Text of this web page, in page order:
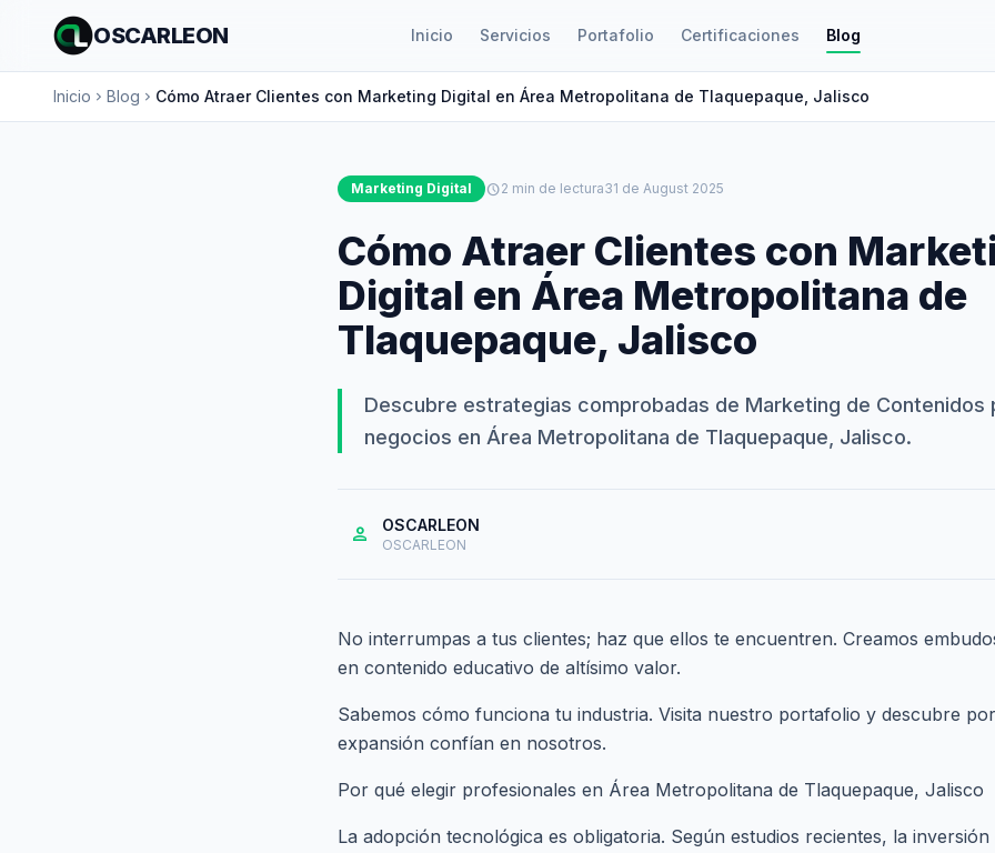
OSCARLEON Inicio Servicios Portafolio Certificaciones Blog
Inicio chevron_right Blog chevron_right Cómo Atraer Clientes con Marketing Digital en Área Metropolitana de Tlaquepaque, Jalisco
Marketing Digital schedule2 min de lectura31 de August 2025
Cómo Atraer Clientes con
Digital en Área Metropolitana de
Tlaquepaque, Jalisco
Descubre estrategias comprobadas de Marketing de Contenidos
negocios en Área Metropolitana de Tlaquepaque, Jalisco.
person OSCARLEON
OSCARLEON
No interrumpas a tus clientes; haz que ellos te encuentren. Creamos
en contenido educativo de altísimo valor.
Sabemos cómo funciona tu industria. Visita nuestro portafolio y descubre
expansión confían en nosotros.
Por qué elegir profesionales en Área Metropolitana de Tlaquepaque, Jalisco
La adopción tecnológica es obligatoria. Según estudios recientes, la